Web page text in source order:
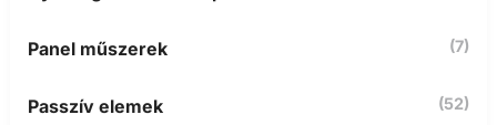
Panel műszerek (7)
Passzív elemek (52)